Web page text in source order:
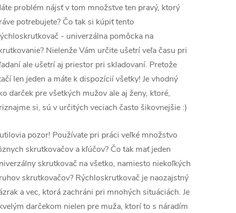
problém nájsť v tom množstve ten pravý, ktorý
potrebujete? Čo tak si kúpiť tento
- univerzálna pomôcka na
Nielenže Vám určite ušetrí veľa času pri
ale ušetrí aj priestor pri skladovaní. Pretože
len jeden a máte k dispozícií všetky! Je vhodný
darček pre všetkých mužov ale aj ženy, ktoré,
si, sú v určitých veciach často šikovnejšie :)
pozor! Používate pri práci veľké množstvo
skrutkovačov a kľúčov? Čo tak mať jeden
skrutkovač na všetko, namiesto niekoľkých
skrutkovačov? Rýchloskrutkovač je naozajstný
a vec, ktorá zachráni pri mnohých situáciách. Je
darčekom nielen pre muža, ktorí to s náradím